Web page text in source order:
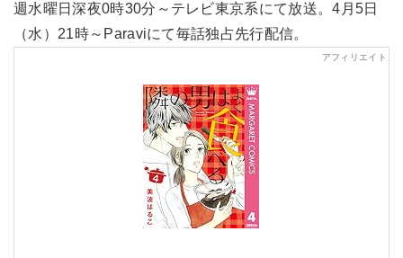
週水曜日深夜0時30分～テレビ東京系にて放送。4月5日
（水）21時～Paraviにて毎話独占先行配信。